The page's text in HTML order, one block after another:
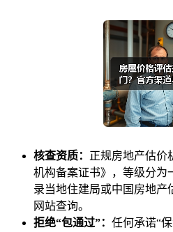
核查资质： 正规房地产估价
机构备案证书》，等级分为
录当地住建局或中国房地产
网站查询。
拒绝“包通过”： 任何承诺“